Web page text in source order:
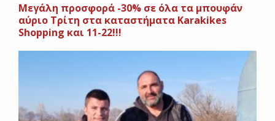
Mεγάλη προσφορά -30% σε όλα τα μπουφάν
αύριο Τρίτη στα καταστήματα Karakikes
Shopping και 11-22!!!